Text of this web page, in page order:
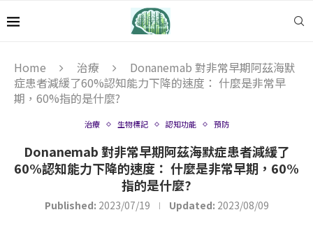
Home 治療
Donanemab 對非常早期阿茲海默
症患者減緩了60%認知能力下降的速度： 什麼是非常早
期，60%指的是什麼?
治療 生物標記 認知功能 預防
Donanemab 對非常早期阿茲海默症患者減緩了
60%認知能力下降的速度： 什麼是非常早期，60%
指的是什麼?
Published: 2023/07/19 Updated: 2023/08/09